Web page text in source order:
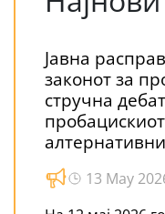
Јавна
законот за
стручна
13 May